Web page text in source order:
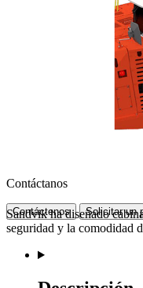
Contáctanos
Contáctenos Solicitar un
Sandvik ha diseñado
seguridad y la comodidad